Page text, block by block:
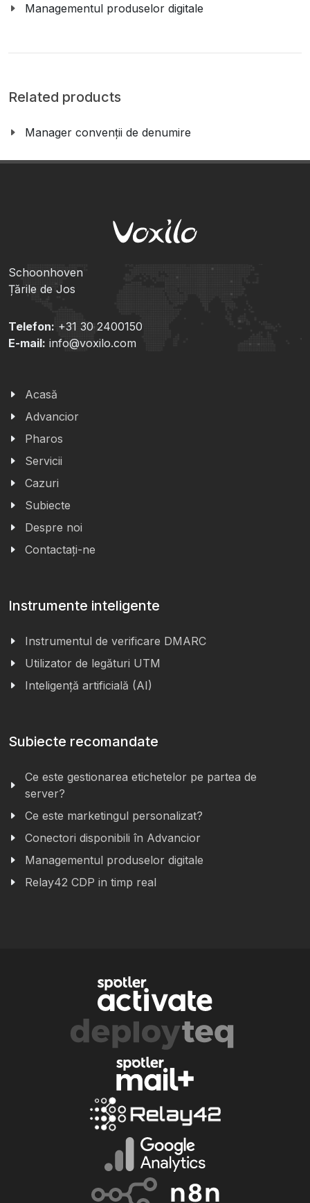
Managementul produselor digitale
Related products
Manager convenții de denumire
Schoonhoven
Țările de Jos
Telefon: +31 30 2400150
E-mail: info@voxilo.com
Acasă
Advancior
Pharos
Servicii
Cazuri
Subiecte
Despre noi
Contactați-ne
Instrumente inteligente
Instrumentul de verificare DMARC
Utilizator de legături UTM
Inteligență artificială (AI)
Subiecte recomandate
Ce este gestionarea etichetelor pe partea de
server?
Ce este marketingul personalizat?
Conectori disponibili în Advancior
Managementul produselor digitale
Relay42 CDP in timp real